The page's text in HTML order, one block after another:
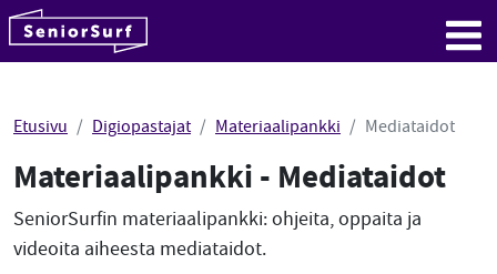
Hyppää sisältöön
Etusivu Digiopastajat Materiaalipankki Mediataidot
Materiaalipankki - Mediataidot
SeniorSurfin materiaalipankki: ohjeita, oppaita ja
videoita aiheesta mediataidot.